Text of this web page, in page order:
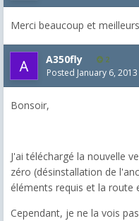
Merci beaucoup et
A350fly 2
Posted January 6, 2013
Bonsoir,
J'ai téléchargé la nouvelle
zéro (désinstallation de
éléments requis et la route
Cependant, je ne la vois